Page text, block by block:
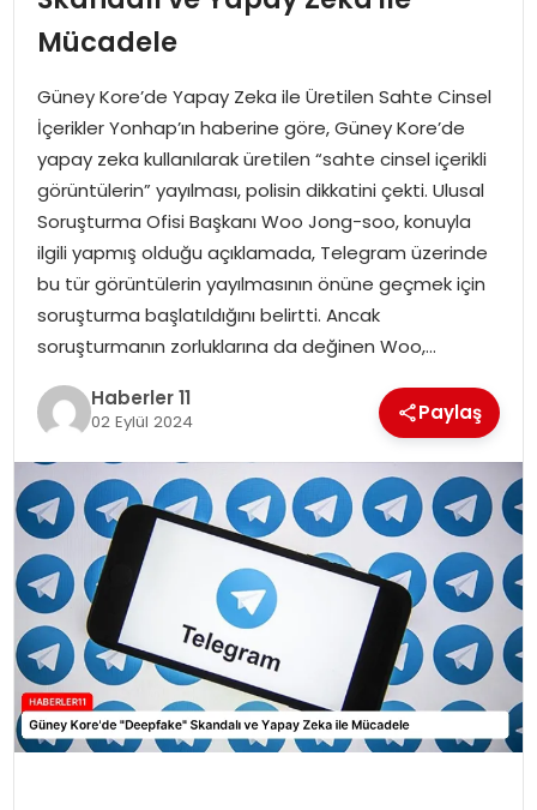
TEKNOLOJI
EĞITIM
MAGAZIN
SPOR
YAŞAM
Mücadele
Güney Kore’de Yapay Zeka ile Üretilen Sahte Cinsel
İçerikler Yonhap’ın haberine göre, Güney Kore’de
yapay zeka kullanılarak üretilen “sahte cinsel içerikli
görüntülerin” yayılması, polisin dikkatini çekti. Ulusal
Soruşturma Ofisi Başkanı Woo Jong-soo, konuyla
ilgili yapmış olduğu açıklamada, Telegram üzerinde
bu tür görüntülerin yayılmasının önüne geçmek için
soruşturma başlatıldığını belirtti. Ancak
soruşturmanın zorluklarına da değinen Woo,…
Haberler 11
02 Eylül 2024 Paylaş